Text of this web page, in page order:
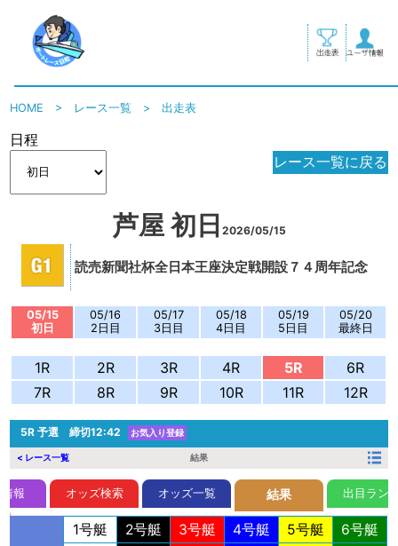
HOME > レース一覧 >出走表
日程
レース一覧に戻る
芦屋 初日 2026/05/15
読売新聞社杯全日本王座決定戦開設７４周年記念
05/15
初日
05/16
2日目
05/17
3日目
05/18
4日目
05/19
5日目
05/20
最終日
1R 2R 3R 4R 5R
6R
7R
8R 9R 10R 11R 12R
5R予選 締切12:42 お気入り登録
< レース一覧 結果
報 オッズ検索 オッズ一覧 結果 出目ラン
1号艇 2号艇 3号艇 4号艇 5号艇
6号艇